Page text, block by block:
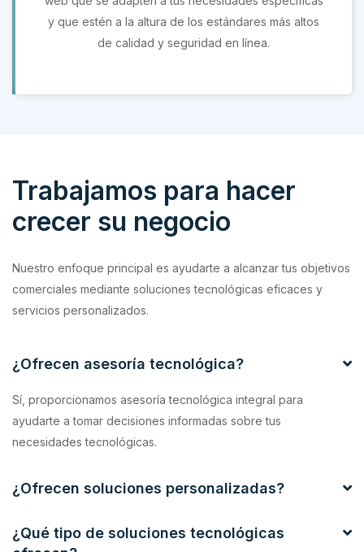
y que estén a la altura de los estándares más altos
de calidad y seguridad en línea.
Trabajamos para hacer
crecer su negocio
Nuestro enfoque principal es ayudarte a alcanzar tus objetivos
comerciales mediante soluciones tecnológicas eficaces y
servicios personalizados.
¿Ofrecen asesoría tecnológica?
Sí, proporcionamos asesoría tecnológica integral para
ayudarte a tomar decisiones informadas sobre tus
necesidades tecnológicas.
¿Ofrecen soluciones personalizadas?
¿Qué tipo de soluciones tecnológicas